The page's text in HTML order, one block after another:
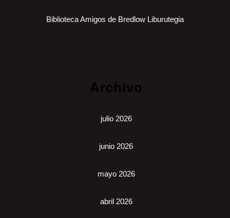
Biblioteca Amigos de Bredlow Liburutegia
Archivo
julio 2026
junio 2026
mayo 2026
abril 2026